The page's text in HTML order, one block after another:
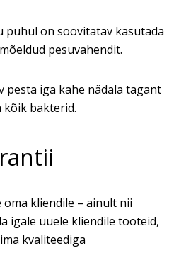
puhul on soovitatav kasutada
pesuvahendit.
pesta iga kahe nädala tagant
kõik bakterid.
kliendile – ainult nii
igale uuele kliendile tooteid,
kvaliteediga